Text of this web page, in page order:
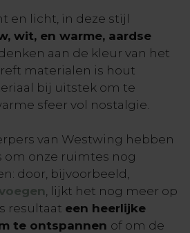
en licht, in deze stijl
wit, en warme, aardse
aan de kleur van het
materialen is hout
bij uitstek om te
sfeer vol nostalgie.
van Westwing hebben
om onze ruimtes nog
door, bijvoorbeeld,
, lijkt het nog meer op
resultaat een heerlijke
te ontspannen of om de